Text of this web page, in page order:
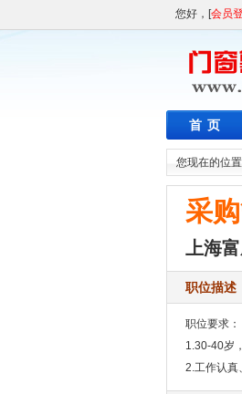
您好，[会员
首 页
您现在的位置
采
上海
职位描述
职位要求：
1.30-40岁
2.工作认真